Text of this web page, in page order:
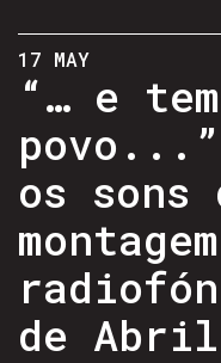
17 MAY
“… e
os sons
montagem
de Abril